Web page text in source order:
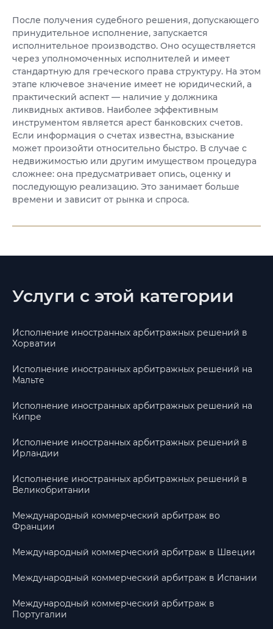
После получения судебного решения, допускающего
принудительное исполнение, запускается
исполнительное производство. Оно осуществляется
через уполномоченных исполнителей и имеет
стандартную для греческого права структуру. На этом
этапе ключевое значение имеет не юридический, а
практический аспект — наличие у должника
ликвидных активов. Наиболее эффективным
инструментом является арест банковских счетов.
Если информация о счетах известна, взыскание
может произойти относительно быстро. В случае с
недвижимостью или другим имуществом процедура
сложнее: она предусматривает опись, оценку и
последующую реализацию. Это занимает больше
времени и зависит от рынка и спроса.
Услуги с этой категории
Исполнение иностранных арбитражных решений в
Хорватии
Исполнение иностранных арбитражных решений на
Мальте
Исполнение иностранных арбитражных решений на
Кипре
Исполнение иностранных арбитражных решений в
Ирландии
Исполнение иностранных арбитражных решений в
Великобритании
Международный коммерческий арбитраж во
Франции
Международный коммерческий арбитраж в Швеции
Международный коммерческий арбитраж в Испании
Международный коммерческий арбитраж в
Португалии